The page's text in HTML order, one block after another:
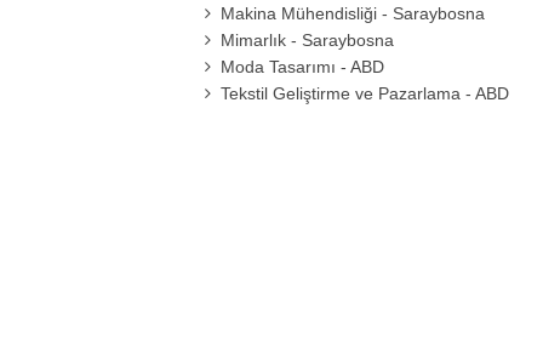
Makina Mühendisliği - Saraybosna
Mimarlık - Saraybosna
Moda Tasarımı - ABD
Tekstil Geliştirme ve Pazarlama - ABD